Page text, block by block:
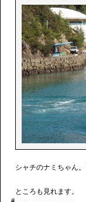
シャチのナミちゃん
ところも見れます。